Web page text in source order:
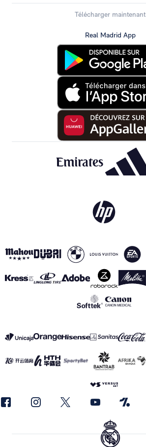
Télécharger maintenant
Real Madrid App